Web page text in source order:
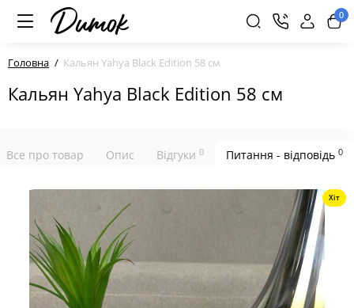
0
Головна Кальян Yahya Black Edition 58 см
Кальян Yahya Black Edition 58 см
Все про товар Опис Відгуки 0 Питання - відповідь 0
Хіт